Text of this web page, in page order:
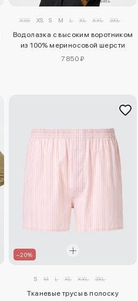
XXS XS S M L XL XXL 3XL
Водолазка с высоким воротником
из 100% мериносовой шерсти
7850 ₽
–20%
S M L XL XXL 3XL
Тканевые трусы в полоску